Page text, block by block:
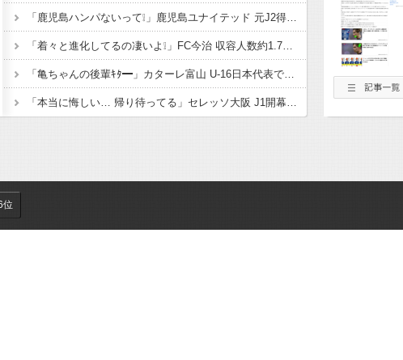
「鹿児島ハンパないって❕」鹿児島ユナイテッド 元J2得点王! FWフアンマ・デルガドが新加入することを発表‼大宮、福岡でもプレーし 2度の長崎J1昇格に貢献「皆さんに最高の喜びを」
「着々と進化してるの凄いよ❕」FC今治 収容人数約1.7倍！アシックス里山スタジアム増席完了を発表‼観客席だけでなく コンコースやトイレ 観客動線なども整備
「亀ちゃんの後輩ｷﾀ━」カターレ富山 U-16日本代表でもプレー! 流経大柏からMF内田煌生の新加入内定したことを発表‼「持ち味である豊富な運動量とボール奪取能力を」
「本当に悔しい… 帰り待ってる」セレッソ大阪 J1開幕目前に大きな痛手 MF柴山昌也がトレーニングマッチ中に負傷 左ひざ複合じん帯損傷と診断 長期離脱も
位